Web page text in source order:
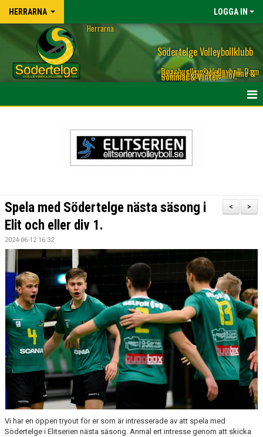
HERRARNA LOGGA IN
Södertelge Volleybollklubb
Beachvolley & Volleyboll, Dam
& Herr, Elit & Motion, Inne &
Ute, Ungdom & Senior,
Sommar & Vinter
Herrarna
TRUPPEN HERRLAGET & KONTAKT TILL TRÄNARE
BILDGALLERI
MATCHER
>
<
Spela med Södertelge nästa säsong i
Elit och eller div 1.
2024-06-12 16:32
Vi har en öppen tryout för er som är intresserade av att spela med
Södertelge i Elitserien nästa säsong. Anmäl ert intresse genom att skicka